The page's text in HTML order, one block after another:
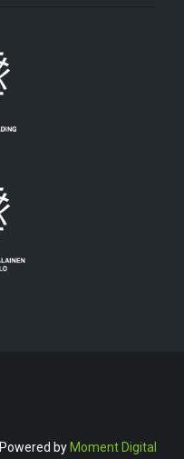
Powered by Moment Digital